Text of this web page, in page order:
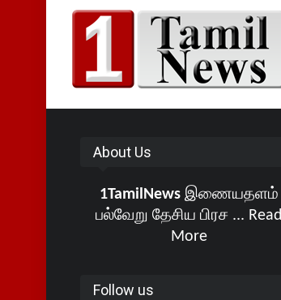
About Us
1TamilNewsஇணையதளம்
பல்வேறு தேசிய பிரச ... Read
More
Follow us